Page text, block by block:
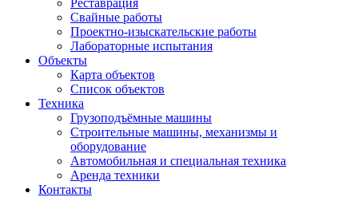
Реставрация
Свайные работы
Проектно-изыскательские работы
Лабораторные испытания
Объекты
Карта объектов
Список объектов
Техника
Грузоподъёмные машины
Строительные машины, механизмы и
оборудование
Автомобильная и специальная техника
Аренда техники
Контакты